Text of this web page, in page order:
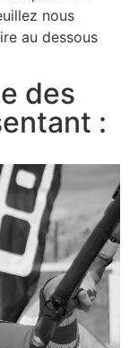
nous
au dessous
des
: